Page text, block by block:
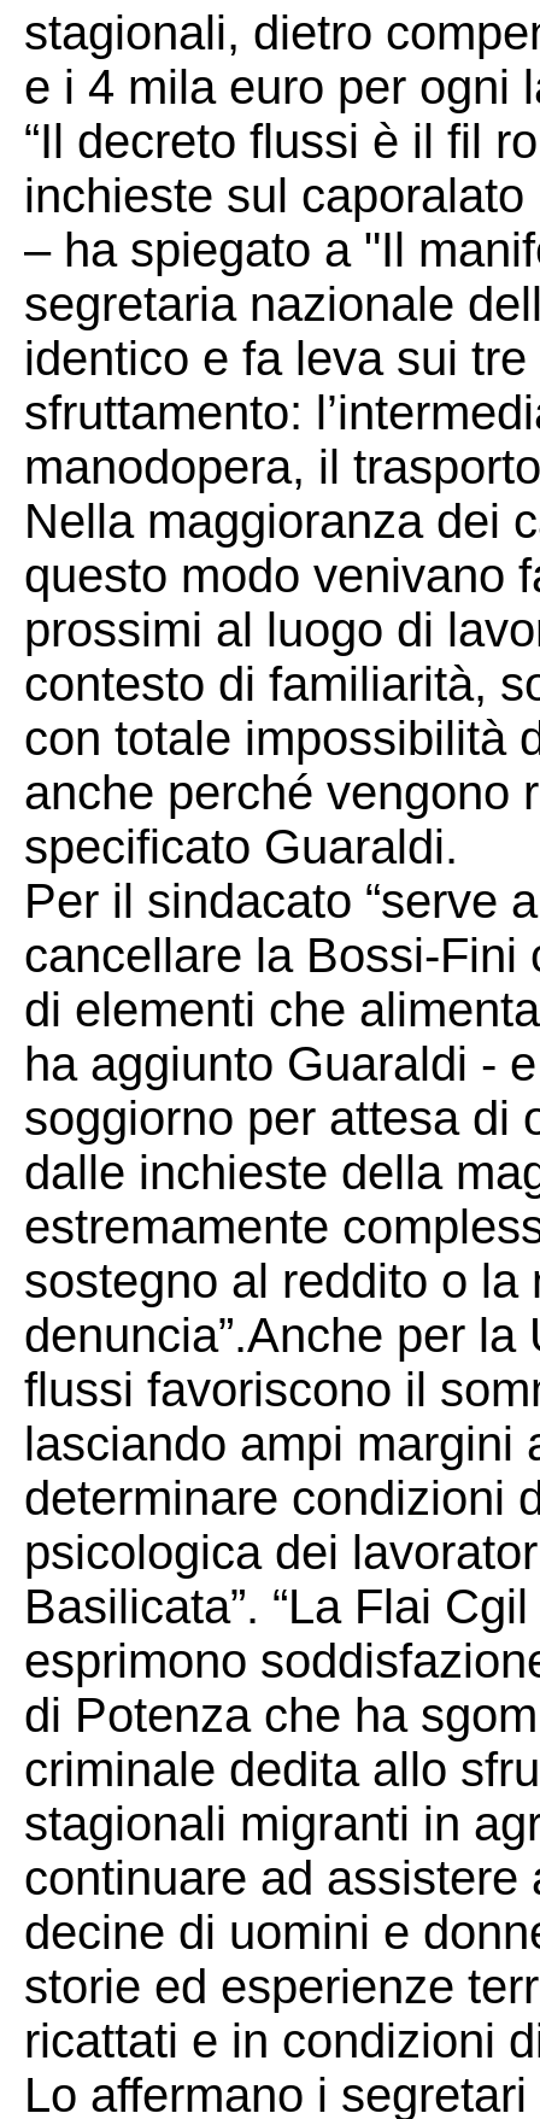
stagionali, dietro
e i 4 mila euro per ogni
“Il decreto flussi è il fil
inchieste sul
– ha spiegato a "Il
segretaria nazionale
identico e fa leva sui
sfruttamento:
manodopera, il
Nella maggioranza dei
questo modo venivano
prossimi al luogo di
contesto di familiarità,
con totale impossibilità
anche perché vengono
specificato Guaraldi.
Per il sindacato “serve
cancellare la Bossi-Fini
di elementi che
ha aggiunto Guaraldi -
soggiorno per attesa di
dalle inchieste della
estremamente
sostegno al reddito o
denuncia”.Anche per la
flussi favoriscono il
lasciando ampi margini
determinare condizioni
psicologica dei
Basilicata”. “La Flai
esprimono
di Potenza che ha
criminale dedita allo
stagionali migranti in
continuare ad
decine di uomini e
storie ed esperienze
ricattati e in condizioni
Lo affermano i